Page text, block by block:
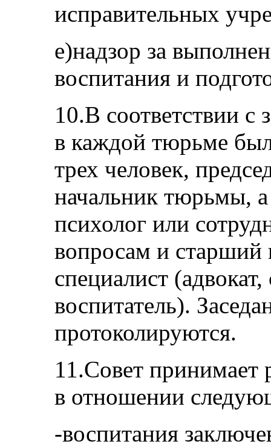
исправительных
е)надзор за
воспитания и
10.В соответствии с
в каждой тюрьме был
трех человек,
начальник тюрьмы,
психолог или
вопросам и старший
специалист
воспитатель).
протоколируются.
11.Совет принимает
в отношении
-воспитания